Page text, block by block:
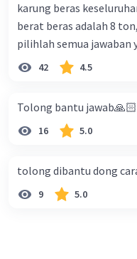
karung beras
berat beras adalah 8
pilihlah semua jawaban
dari satu. Banyak
buah. Banyak karung
ton. Perbandingan berat
dalam truk adalah 1: 3.
besar Rp14.000,
harus dibayar oleh Bu
Rp2.475.000 D.
42 4.5
Tolong bantu jawab🙏🏻
16 5.0
tolong dibantu dong
9 5.0